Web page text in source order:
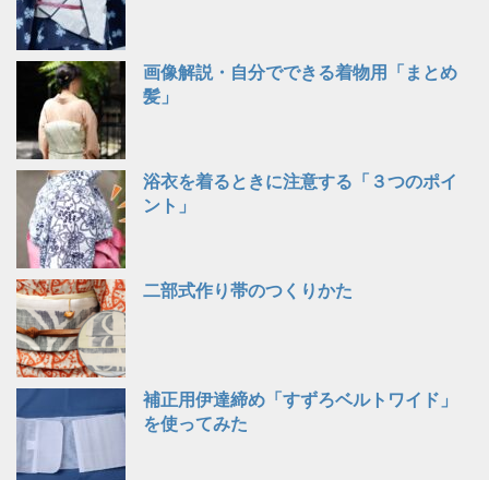
画像解説・自分でできる着物用「まとめ
髪」
浴衣を着るときに注意する「３つのポイ
ント」
二部式作り帯のつくりかた
補正用伊達締め「すずろベルトワイド」
を使ってみた